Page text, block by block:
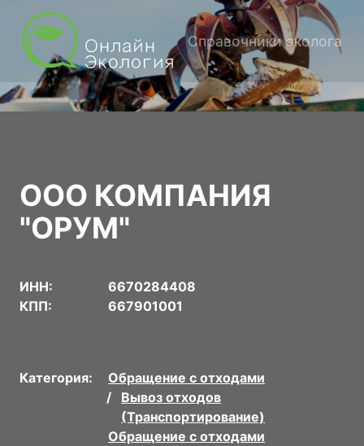
Справочники эколога
ООО КОМПАНИЯ
"ОРУМ"
ИНН:
6670284408
КПП:
667901001
Категория:
Обращение с отходами
Вывоз отходов
(Транспортирование)
Обращение с отходами